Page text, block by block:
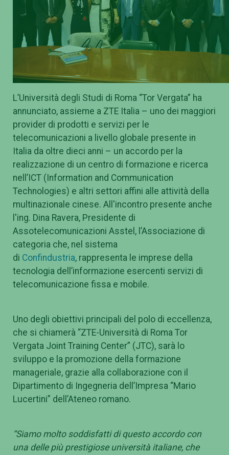
L’Università degli Studi di Roma “Tor Vergata” ha
annunciato, assieme a ZTE Italia – uno dei maggiori
provider di prodotti e servizi per le
telecomunicazioni a livello globale presente in
Italia da oltre dieci anni – un accordo per la
realizzazione di un centro di formazione e ricerca
nell’ICT (Information and Communication
Technologies) e altri settori affini alle attività della
multinazionale cinese. All'incontro presente anche
l'ing. Dina Ravera, Presidente di
Assotelecomunicazioni Asstel, l’Associazione di
categoria che, nel sistema
di Confindustria, rappresenta le imprese della
tecnologia dell’informazione esercenti servizi di
telecomunicazione fissa e mobile.
Uno degli obiettivi principali del polo di eccellenza,
che si chiamerà “ZTE-Università di Roma Tor
Vergata Joint Training Center” (JTC), sarà lo
sviluppo e la promozione della formazione
manageriale, grazie alla collaborazione con il
Dipartimento di Ingegneria dell’Impresa “Mario
Lucertini” dell’Ateneo romano.
“Siamo molto soddisfatti di questo accordo con
una delle più prestigiose università italiane, che